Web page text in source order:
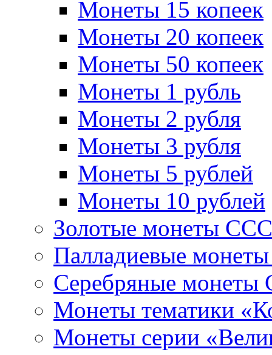
Монеты 15 копеек
Монеты 20 копеек
Монеты 50 копеек
Монеты 1 рубль
Монеты 2 рубля
Монеты 3 рубля
Монеты 5 рублей
Монеты 10 рублей
Золотые монеты
Палладиевые
Серебряные монеты
Монеты тематики
Монеты серии